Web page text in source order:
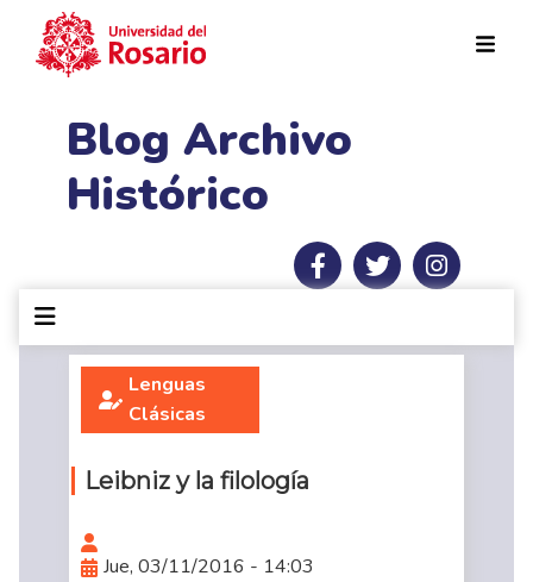
Blog Archivo
Histórico
Lenguas
Clásicas
Leibniz y la filología
Jue, 03/11/2016 - 14:03